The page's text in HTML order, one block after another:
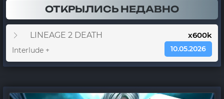
ОТКРЫЛИСЬ НЕДАВНО
LINEAGE 2 DEATH x600k
Interlude + 10.05.2026